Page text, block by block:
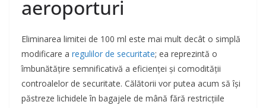
aeroporturi
Eliminarea limitei de 100 ml este mai mult decât o simplă
modificare a regulilor de securitate; ea reprezintă o
îmbunătățire semnificativă a eficienței și comodității
controalelor de securitate. Călătorii vor putea acum să își
păstreze lichidele în bagajele de mână fără restricțiile